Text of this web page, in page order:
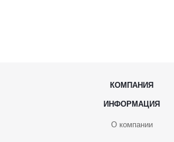
КОМПАНИЯ
ИНФОРМАЦИЯ
О компании